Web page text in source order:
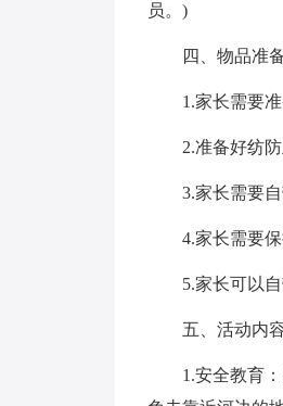
员。)
四、物品准
1.家长需要准
2.准备好纺防
3.家长需要自
4.家长需要保
5.家长可以自
五、活动内
1.安全教育：